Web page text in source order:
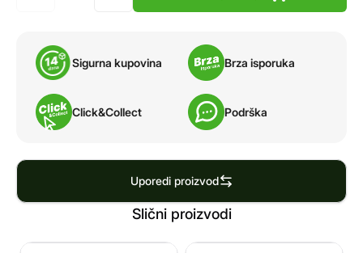
Sigurna kupovina Brza isporuka
Click&Collect Podrška
Uporedi proizvod
Slični proizvodi